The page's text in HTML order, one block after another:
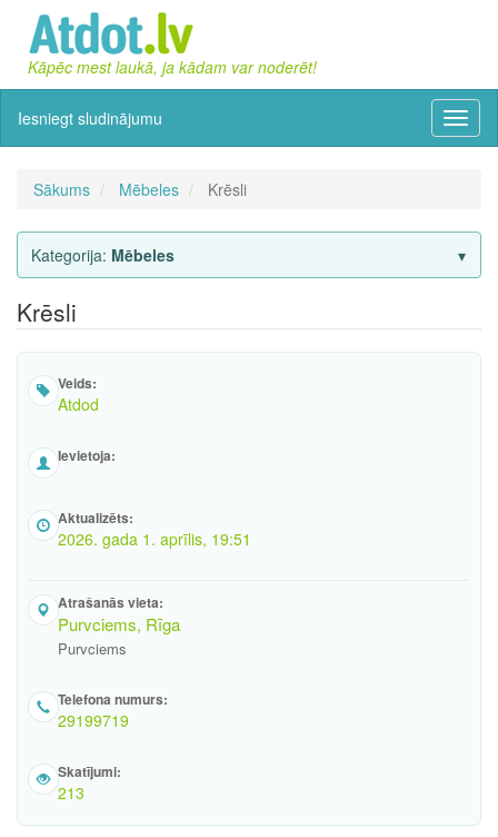
Kāpēc mest laukā, ja kādam var noderēt!
Iesniegt sludinājumu
Sākums Mēbeles Krēsli
Kategorija: Mēbeles
Krēsli
Veids:
Atdod
Ievietoja:
Aktualizēts:
2026. gada 1. aprīlis, 19:51
Atrašanās vieta:
Purvciems, Rīga
Purvciems
Telefona numurs:
29199719
Skatījumi:
213